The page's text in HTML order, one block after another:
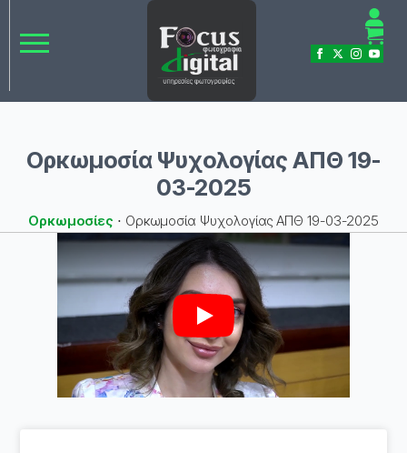
Ορκωμοσία Ψυχολογίας ΑΠΘ 19-
03-2025
Ορκωμοσίες ⋅ Ορκωμοσία Ψυχολογίας ΑΠΘ 19-03-2025
Play